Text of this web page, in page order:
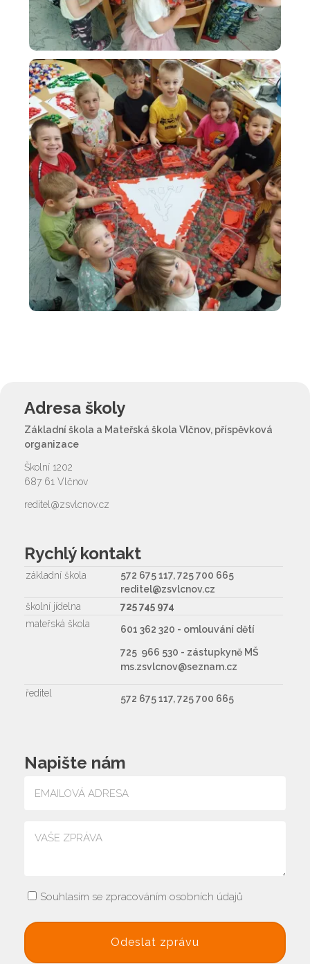
Adresa školy
Základní škola a Mateřská škola Vlčnov, příspěvková
organizace
Školní 1202
687 61 Vlčnov
reditel@zsvlcnov.cz
Rychlý kontakt
základní škola
572 675 117, 725 700 665
reditel@zsvlcnov.cz
školní jídelna
725 745 974
mateřská škola
601 362 320 - omlouvání dětí
725 966 530 - zástupkyně MŠ
ms.zsvlcnov@seznam.cz
ředitel 572 675 117, 725 700 665
Napište nám
Souhlasím se zpracováním osobních údajů